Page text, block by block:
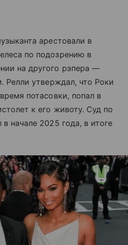
арестовали в
по подозрению в
на другого рэпера —
Релли утверждал, что Роки
потасовки, попал в
к его животу. Суд по
начале 2025 года, в итоге